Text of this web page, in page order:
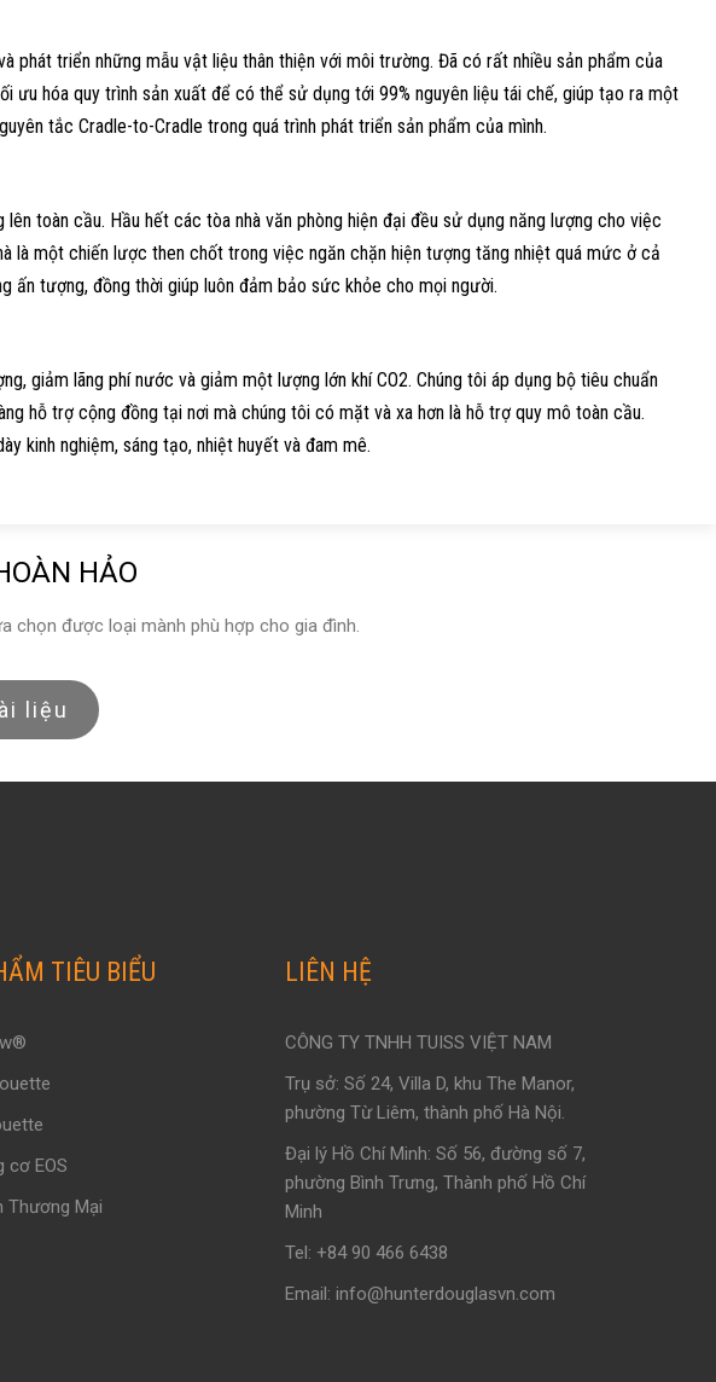
phát triển những mẫu vật liệu thân thiện với môi trường. Đã có rất nhiều sản phẩm của
hóa quy trình sản xuất để có thể sử dụng tới 99% nguyên liệu tái chế, giúp tạo ra một
tắc Cradle-to-Cradle trong quá trình phát triển sản phẩm của mình.
toàn cầu. Hầu hết các tòa nhà văn phòng hiện đại đều sử dụng năng lượng cho việc
là một chiến lược then chốt trong việc ngăn chặn hiện tượng tăng nhiệt quá mức ở cả
ấn tượng, đồng thời giúp luôn đảm bảo sức khỏe cho mọi người.
giảm lãng phí nước và giảm một lượng lớn khí CO2. Chúng tôi áp dụng bộ tiêu chuẩn
hỗ trợ cộng đồng tại nơi mà chúng tôi có mặt và xa hơn là hỗ trợ quy mô toàn cầu.
kinh nghiệm, sáng tạo, nhiệt huyết và đam mê.
HẢO
chọn được loại mành phù hợp cho gia đình.
liệu
TIÊU BIỂU
cơ EOS
Thương Mại
LIÊN HỆ
CÔNG TY TNHH TUISS VIỆT NAM
Trụ sở: Số 24, Villa D, khu The Manor,
phường Từ Liêm, thành phố Hà Nội.
Đại lý Hồ Chí Minh: Số 56, đường số 7,
phường Bình Trưng, Thành phố Hồ Chí
Minh
Tel: +84 90 466 6438
Email: info@hunterdouglasvn.com